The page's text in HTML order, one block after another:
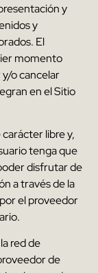
y
y
. El
momento
o cancelar
en el Sitio
carácter libre y,
tenga que
disfrutar de
a través de la
el proveedor
.
red de
de